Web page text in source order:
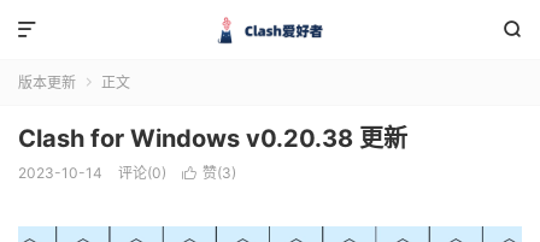


版本更新  正文
Clash for Windows v0.20.38 更新
2023-10-14 评论(0)  赞(3)